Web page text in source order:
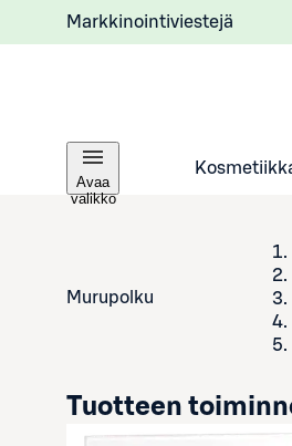
Markkinointiviestejä
Avaa
valikko
Murupolku
Tuotteen